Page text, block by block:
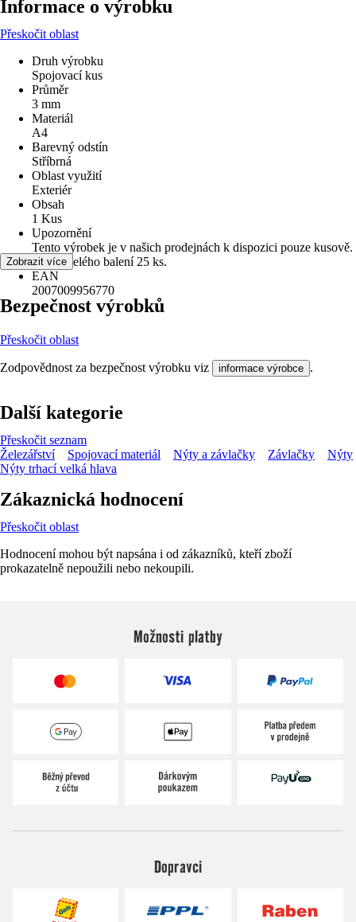
Informace o výrobku
Přeskočit oblast
Druh výrobku
Spojovací kus
Průměr
3 mm
Materiál
A4
Barevný odstín
Stříbrná
Oblast využití
Exteriér
Obsah
1 Kus
Upozornění
Tento výrobek je v našich prodejnách k dispozici pouze kusově.
Obsah celého balení 25 ks.
EAN
2007009956770
Zobrazit více
Bezpečnost výrobků
Přeskočit oblast
Zodpovědnost za bezpečnost výrobku viz informace výrobce .
Další kategorie
Přeskočit seznam
Železářství
Spojovací materiál Nýty a závlačky Závlačky
Nýty
Nýty trhací velká hlava
Zákaznická hodnocení
Přeskočit oblast
Hodnocení mohou být napsána i od zákazníků, kteří zboží
prokazatelně nepoužili nebo nekoupili.
Možnosti platby
Dopravci